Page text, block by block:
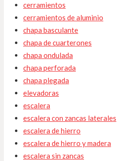
cerramientos
cerramientos de aluminio
chapa basculante
chapa de cuarterones
chapa ondulada
chapa perforada
chapa plegada
elevadoras
escalera
escalera con zancas laterales
escalera de hierro
escalera de hierro y madera
escalera sin zancas